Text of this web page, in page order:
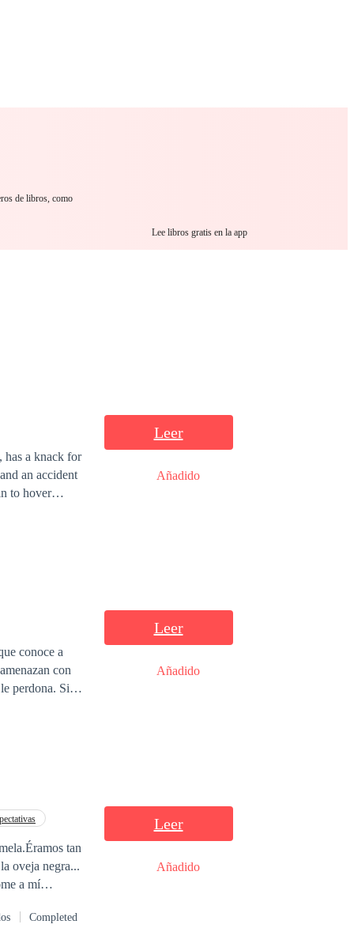
de libros, como
Lee libros gratis en la app
has a knack for
an accident
to hover
this
Leer
Añadido
conoce a
perdona. Sin
proceso.
Leer
Añadido
tan
oveja negra...
a mí
sintiéndome
Completed
Leer
Añadido